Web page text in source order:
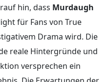
hin, dass Murdaugh
für Fans von True
Drama wird. Die
reale Hintergründe und
versprechen ein